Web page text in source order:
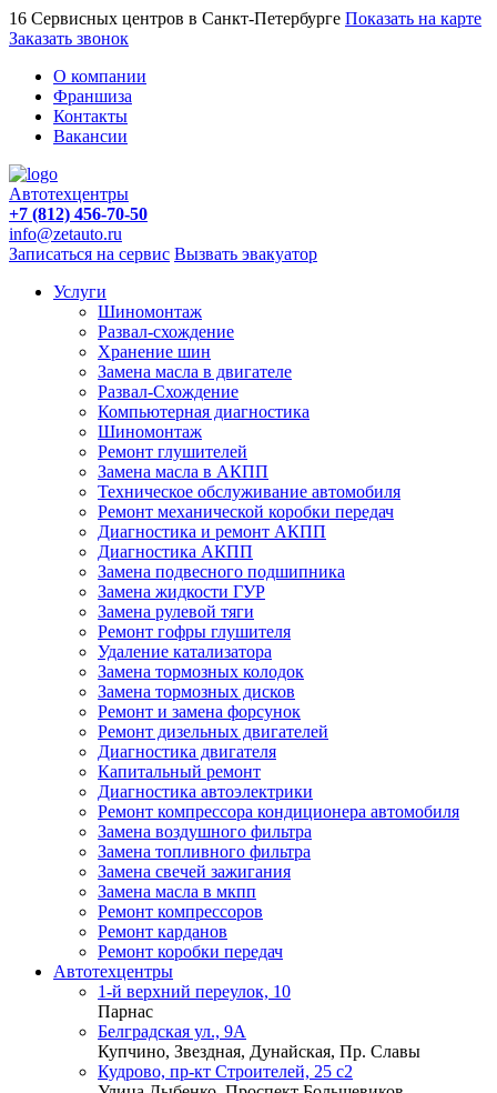
16 Сервисных центров в Санкт-Петербурге Показать на карте
Заказать звонок
О компании
Франшиза
Контакты
Вакансии
Автотехцентры
+7 (812) 456-70-50
info@zetauto.ru
Записаться на сервис Вызвать эвакуатор
Услуги
Шиномонтаж
Развал-схождение
Хранение шин
Замена масла в двигателе
Развал-Схождение
Компьютерная диагностика
Шиномонтаж
Ремонт глушителей
Замена масла в АКПП
Техническое обслуживание автомобиля
Ремонт механической коробки передач
Диагностика и ремонт АКПП
Диагностика АКПП
Замена подвесного подшипника
Замена жидкости ГУР
Замена рулевой тяги
Ремонт гофры глушителя
Удаление катализатора
Замена тормозных колодок
Замена тормозных дисков
Ремонт и замена форсунок
Ремонт дизельных двигателей
Диагностика двигателя
Капитальный ремонт
Диагностика автоэлектрики
Ремонт компрессора кондиционера автомобиля
Замена воздушного фильтра
Замена топливного фильтра
Замена свечей зажигания
Замена масла в мкпп
Ремонт компрессоров
Ремонт карданов
Ремонт коробки передач
Автотехцентры
1-й верхний переулок, 10
Парнас
Белградская ул., 9А
Купчино, Звездная, Дунайская, Пр. Славы
Кудрово, пр-кт Строителей, 25 с2